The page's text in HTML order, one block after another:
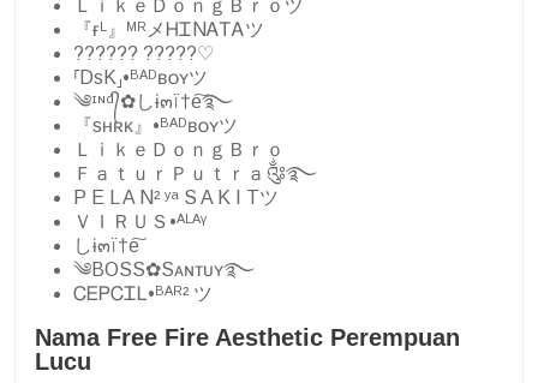
ＬｉｋｅＤｏｎｇＢｒｏヅ
『ғᴸ』ᴹᴿメᎻᏆNᎪᎢᎪツ
?????? ?????♡
⸢DsK⸥•ᴮᴬᴰʙᴏʏツ
༄ᶦᶰᵈ᭄✿しɨ๓ï†e͠࿐
『sʜʀᴋ』•ᴮᴬᴰʙᴏʏツ
ＬｉｋｅＤｏｎｇＢｒｏ
ＦａｔｕｒＰｕｔｒａ༂࿐
P E L A N² ʸᵃ S A K I Tツ
ＶＩＲＵＳ•ᴬᴸᴬᵞ
しɨ๓ï†e͠
༄BOSS✿Sᴀɴᴛᴜʏ࿐
ᏟᎬᏢᏟᏆᏞ•ᴮᴬᴿ² ツ
Nama Free Fire Aesthetic Perempuan
Lucu